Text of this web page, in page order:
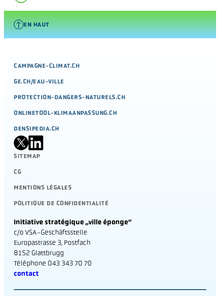
EN HAUT
CAMPAGNE-CLIMAT.CH
GE.CH/EAU-VILLE
PROTECTION-DANGERS-NATURELS.CH
ONLINETOOL-KLIMAANPASSUNG.CH
DENSIPEDIA.CH
SITEMAP
CG
MENTIONS LÉGALES
POLITIQUE DE CONFIDENTIALITÉ
Initiative stratégique „ville éponge“
c/o VSA-Geschäftsstelle
Europastrasse 3, Postfach
8152 Glattbrugg
Téléphone 043 343 70 70
contact